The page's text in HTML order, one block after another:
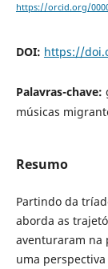
https://orcid.org/
DOI: https://
Palavras-chave:
músicas
Resumo
Partindo da
aborda as
aventuraram na
uma